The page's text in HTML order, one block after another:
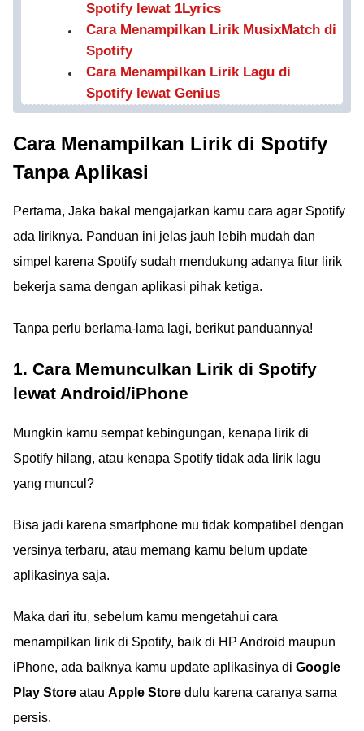
Spotify lewat 1Lyrics
Cara Menampilkan Lirik MusixMatch di
Spotify
Cara Menampilkan Lirik Lagu di
Spotify lewat Genius
Cara Menampilkan Lirik di Spotify
Tanpa Aplikasi
Pertama, Jaka bakal mengajarkan kamu cara agar Spotify
ada liriknya. Panduan ini jelas jauh lebih mudah dan
simpel karena Spotify sudah mendukung adanya fitur lirik
bekerja sama dengan aplikasi pihak ketiga.
Tanpa perlu berlama-lama lagi, berikut panduannya!
1. Cara Memunculkan Lirik di Spotify
lewat Android/iPhone
Mungkin kamu sempat kebingungan, kenapa lirik di
Spotify hilang, atau kenapa Spotify tidak ada lirik lagu
yang muncul?
Bisa jadi karena smartphone mu tidak kompatibel dengan
versinya terbaru, atau memang kamu belum update
aplikasinya saja.
Maka dari itu, sebelum kamu mengetahui cara
menampilkan lirik di Spotify, baik di HP Android maupun
iPhone, ada baiknya kamu update aplikasinya di Google
Play Store atau Apple Store dulu karena caranya sama
persis.